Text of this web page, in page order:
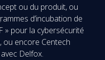
ou du produit, ou
d’incubation de
» pour la cybersécurité
ou encore Centech
Delfox.